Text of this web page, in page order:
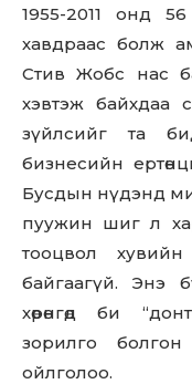
1955-2011 онд
хавдраас болж
Стив Жобс нас
хэвтэж байхдаа
зүйлсийг та
бизнесийн
Бусдын нүдэнд
пуужин шиг л
тооцвол
байгаагүй. Энэ
хөрөнгөд би
зорилго
ойлголоо.